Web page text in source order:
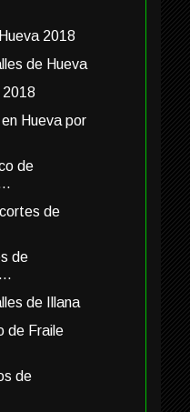
2018
de Hueva
2018
Hueva por
de
de
de
de Illana
de Fraile
de